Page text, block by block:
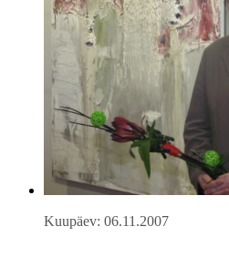
Kuupäev: 06.11.2007